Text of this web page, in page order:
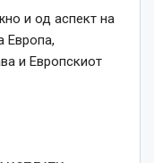
и од аспект на
Европа,
и Европскиот